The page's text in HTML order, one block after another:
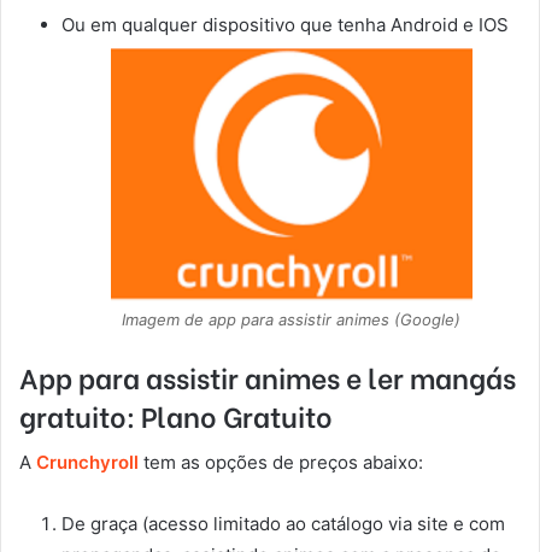
Ou em qualquer dispositivo que tenha Android e IOS
Imagem de app para assistir animes (Google)
App para assistir animes e ler mangás
gratuito: Plano Gratuito
A Crunchyroll tem as opções de preços abaixo:
De graça (acesso limitado ao catálogo via site e com